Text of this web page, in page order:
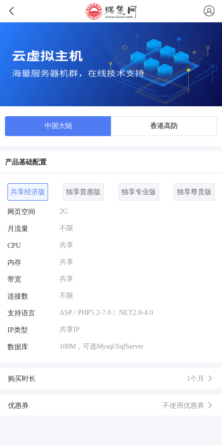
中国大陆 香港高防
产品基础配置
共享经济版 独享普惠版 独享专业版 独享尊贵版
网页空间 2G
月流量 不限
CPU 共享
内存 共享
带宽 共享
连接数 不限
支持语言 ASP / PHP5.2-7.0 / .NET2.0-4.0
IP类型 共享IP
数据库 100M，可选Mysql/SqlServer
购买时长 1个月
优惠券 不使用优惠券